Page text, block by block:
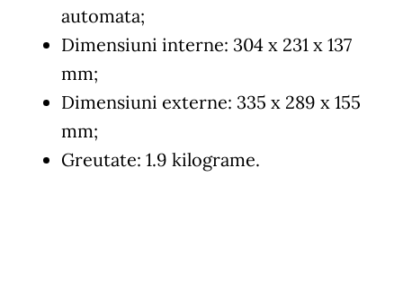
automata;
Dimensiuni interne: 304 x 231 x 137
mm;
Dimensiuni externe: 335 x 289 x 155
mm;
Greutate: 1.9 kilograme.